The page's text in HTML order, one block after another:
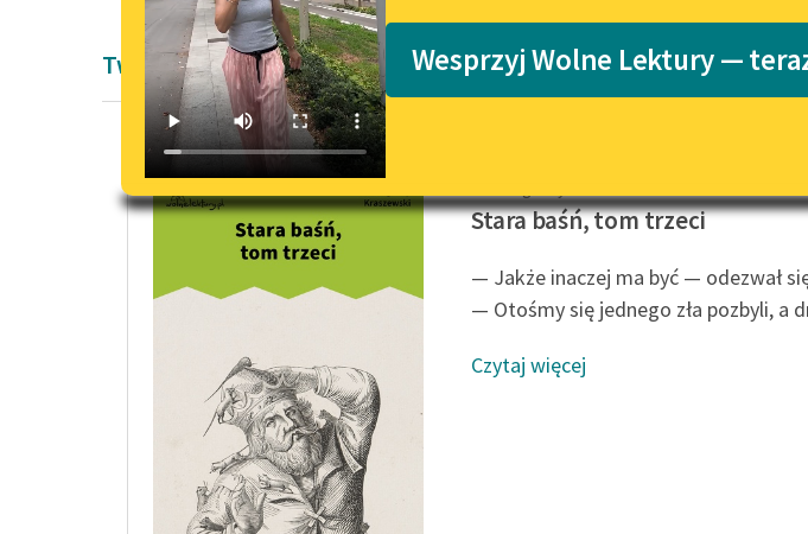
literatury do
uczennic i
Wesprzyj Wolne Lektury —
Twórczość Pozytywizm
Stara baśń, tom trzeci
— Jakże inaczej ma być — odezwał
— Otośmy się jednego zła pozbyli, a
Czytaj więcej